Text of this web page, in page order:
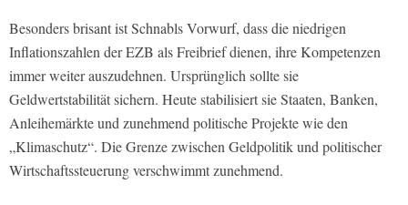
Besonders brisant ist Schnabls Vorwurf, dass die niedrigen
Inflationszahlen der EZB als Freibrief dienen, ihre Kompetenzen
immer weiter auszudehnen. Ursprünglich sollte sie
Geldwertstabilität sichern. Heute stabilisiert sie Staaten, Banken,
Anleihemärkte und zunehmend politische Projekte wie den
„Klimaschutz“. Die Grenze zwischen Geldpolitik und politischer
Wirtschaftssteuerung verschwimmt zunehmend.